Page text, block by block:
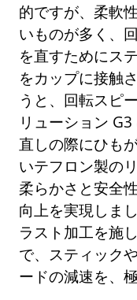
的ですが、柔軟
いものが多く、
を直すためにス
をカップに接触
うと、回転スピ
リューション
直しの際にひも
いテフロン製の
柔らかさと安全
向上を実現しま
ラスト加工を施
で、スティック
ードの減速を、